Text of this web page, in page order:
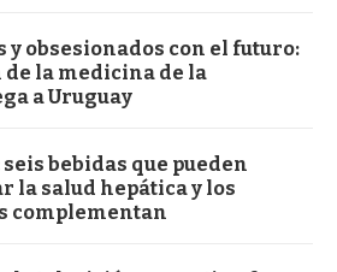
y obsesionados con el futuro:
de la medicina de la
a Uruguay
bebidas que pueden
la salud hepática y los
complementan